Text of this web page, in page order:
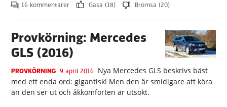
16 kommentarer Gasa (18) Bromsa (20)
Provkörning: Mercedes
GLS (2016)
PROVKÖRNING 9 april 2016 Nya Mercedes GLS beskrivs bäst
med ett enda ord: gigantisk! Men den är smidigare att köra
än den ser ut och åkkomforten är utsökt.